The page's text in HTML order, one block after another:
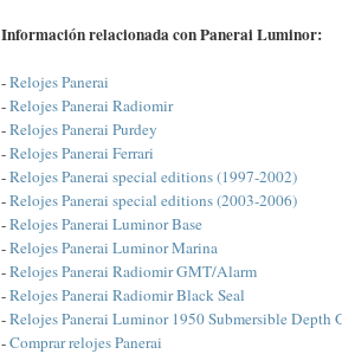
Información relacionada con Panerai Luminor:
-Relojes Panerai
-Relojes Panerai Radiomir
-Relojes Panerai Purdey
-Relojes Panerai Ferrari
-Relojes Panerai special editions (1997-2002)
-Relojes Panerai special editions (2003-2006)
-Relojes Panerai Luminor Base
-Relojes Panerai Luminor Marina
-Relojes Panerai Radiomir GMT/Alarm
-Relojes Panerai Radiomir Black Seal
-Relojes Panerai Luminor 1950 Submersible Depth
-Comprar relojes Panerai